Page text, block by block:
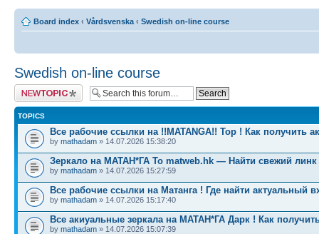
Board index ‹ Vårdsvenska ‹ Swedish on-line course
Swedish on-line course
Post a new topic
TOPICS
Все рабочие ссылки на !!MATANGA!! Тор ! Как получить
by mathadam » 14.07.2026 15:38:20
Зеркало на МАТАН*ГА To matweb.hk — Найти свежий линк
by mathadam » 14.07.2026 15:27:59
Все рабочие ссылки на Матанга ! Где найти актуальный
by mathadam » 14.07.2026 15:17:40
Все акиуальные зеркала на МАТАН*ГА Дарк ! Как
by mathadam » 14.07.2026 15:07:39